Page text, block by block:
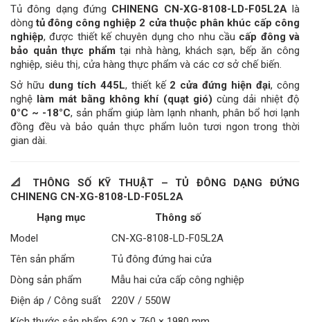
Tủ đông dạng đứng CHINENG CN-XG-8108-LD-F05L2Alà
dòngtủ đông công nghiệp 2 cửa thuộc phân khúc cấp công
nghiệp, được thiết kế chuyên dụng cho nhu cầu cấp đông và
bảo quản thực phẩm tại nhà hàng, khách sạn, bếp ăn công
nghiệp, siêu thị, cửa hàng thực phẩm và các cơ sở chế biến.
Sở hữu dung tích 445L, thiết kế 2 cửa đứng hiện đại, công
nghệ làm mát bằng không khí (quạt gió) cùng dải nhiệt độ
0°C ~ -18°C, sản phẩm giúp làm lạnh nhanh, phân bổ hơi lạnh
đồng đều và bảo quản thực phẩm luôn tươi ngon trong thời
gian dài.
📐
THÔNG SỐ KỸ THUẬT – TỦ ĐÔNG DẠNG ĐỨNG
CHINENG CN-XG-8108-LD-F05L2A
Hạng mục
Thông số
Model
CN-XG-8108-LD-F05L2A
Tên sản phẩm
Tủ đông đứng hai cửa
Dòng sản phẩm
Mẫu hai cửa cấp công nghiệp
Điện áp / Công suất
220V / 550W